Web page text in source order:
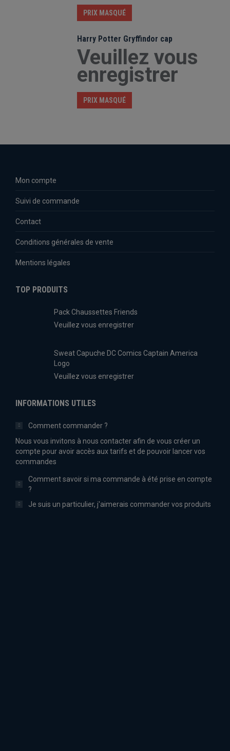
PRIX MASQUÉ
Harry Potter Gryffindor cap
Veuillez vous
enregistrer
PRIX MASQUÉ
Mon compte
Suivi de commande
Contact
Conditions générales de vente
Mentions légales
TOP PRODUITS
Pack Chaussettes Friends
Veuillez vous enregistrer
Sweat Capuche DC Comics Captain America
Logo
Veuillez vous enregistrer
INFORMATIONS UTILES
Comment commander ?
Nous vous invitons à nous contacter afin de vous créer un
compte pour avoir accès aux tarifs et de pouvoir lancer vos
commandes
Comment savoir si ma commande à été prise en compte
?
Je suis un particulier, j'aimerais commander vos produits